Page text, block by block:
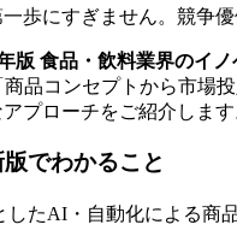
歩にすぎません。競争
版 食品・飲料業界のイ
品コンセプトから市場
プローチをご紹介します
でわかること
したAI・自動化による商